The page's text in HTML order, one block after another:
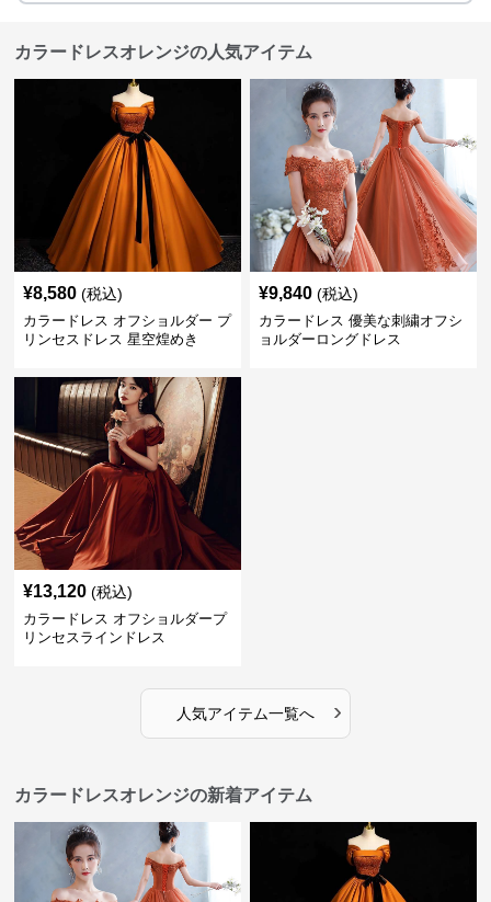
カラードレスオレンジの人気アイテム
¥8,580 (税込)
カラードレス オフショルダー プ
リンセスドレス 星空煌めき
¥9,840 (税込)
カラードレス 優美な刺繍オフシ
ョルダーロングドレス
¥13,120 (税込)
カラードレス オフショルダープ
リンセスラインドレス
人気アイテム一覧へ ›
カラードレスオレンジの新着アイテム